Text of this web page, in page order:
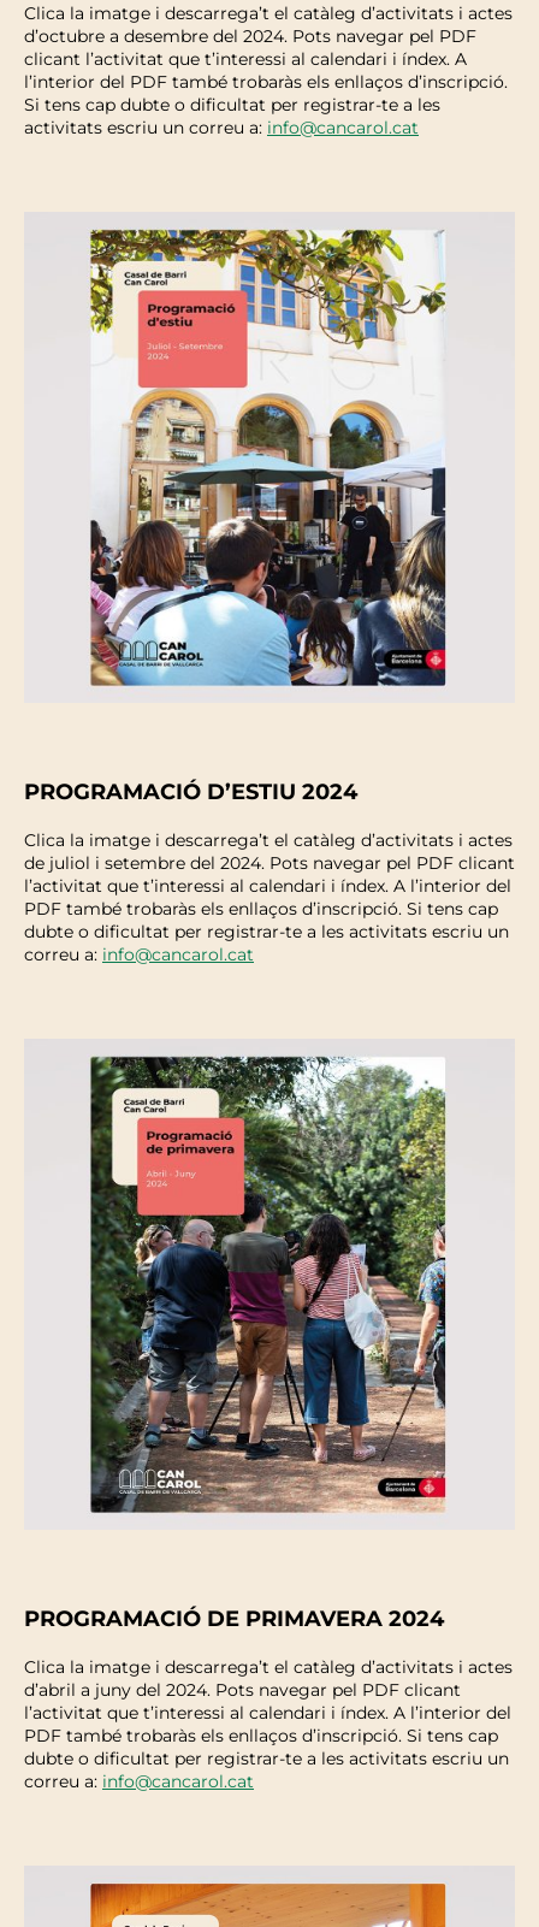
Clica la imatge i descarrega’t el catàleg d’activitats i actes
d’octubre a desembre del 2024. Pots navegar pel PDF
clicant l’activitat que t’interessi al calendari i índex. A
l’interior del PDF també trobaràs els enllaços d’inscripció.
Si tens cap dubte o dificultat per registrar-te a les
activitats escriu un correu a: info@cancarol.cat
PROGRAMACIÓ D’ESTIU 2024
Clica la imatge i descarrega’t el catàleg d’activitats i actes
de juliol i setembre del 2024. Pots navegar pel PDF clicant
l’activitat que t’interessi al calendari i índex. A l’interior del
PDF també trobaràs els enllaços d’inscripció. Si tens cap
dubte o dificultat per registrar-te a les activitats escriu un
correu a: info@cancarol.cat
PROGRAMACIÓ DE PRIMAVERA 2024
Clica la imatge i descarrega’t el catàleg d’activitats i actes
d’abril a juny del 2024. Pots navegar pel PDF clicant
l’activitat que t’interessi al calendari i índex. A l’interior del
PDF també trobaràs els enllaços d’inscripció. Si tens cap
dubte o dificultat per registrar-te a les activitats escriu un
correu a: info@cancarol.cat